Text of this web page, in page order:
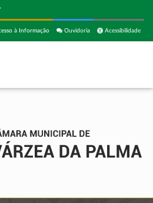
Acessibilidade
Ouvidoria
à Informação